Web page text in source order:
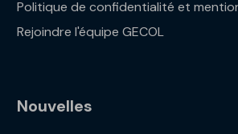
Politique de confidentialité et
Rejoindre l'équipe GECOL
Nouvelles